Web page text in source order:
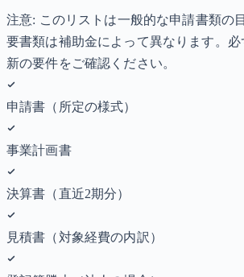
注意: このリストは一般的な申請書類の
要書類は補助金によって異なります。
新の要件をご確認ください。
申請書（所定の様式）
事業計画書
決算書（直近2期分）
見積書（対象経費の内訳）